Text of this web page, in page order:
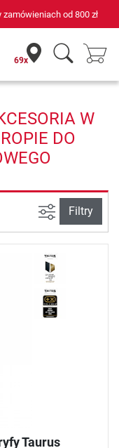
zamówieniach od 800 zł
69x
W
DO
Filtruj widok
Filtry
Taurus